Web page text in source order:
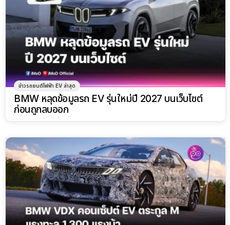
ข่าวรถยนต์ไฟฟ้า EV ล่าสุด
BMW หลุดข้อมูลรถ EV รุ่นใหม่ปี 2027 บนเว็บไซต์
ก่อนถูกลบออก